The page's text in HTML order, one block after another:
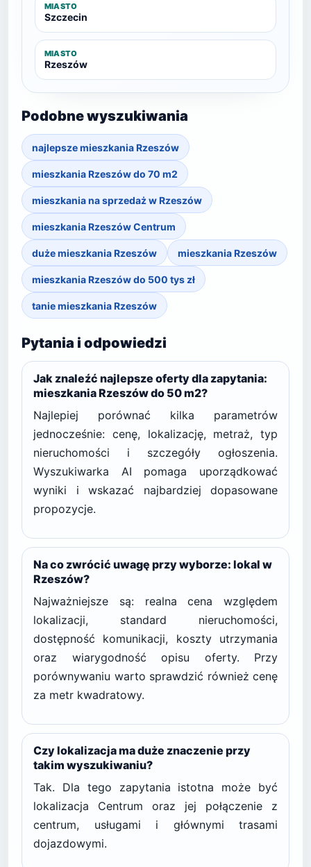
MIASTO
Szczecin
MIASTO
Rzeszów
Podobne wyszukiwania
najlepsze mieszkania Rzeszów
mieszkania Rzeszów do 70 m2
mieszkania na sprzedaż w Rzeszów
mieszkania Rzeszów Centrum
duże mieszkania Rzeszów mieszkania Rzeszów
mieszkania Rzeszów do 500 tys zł
tanie mieszkania Rzeszów
Pytania i odpowiedzi
Jak znaleźć najlepsze oferty dla zapytania:
mieszkania Rzeszów do 50 m2?
Najlepiej porównać kilka parametrów
jednocześnie: cenę, lokalizację, metraż, typ
nieruchomości i szczegóły ogłoszenia.
Wyszukiwarka AI pomaga uporządkować
wyniki i wskazać najbardziej dopasowane
propozycje.
Na co zwrócić uwagę przy wyborze: lokal w
Rzeszów?
Najważniejsze są: realna cena względem
lokalizacji, standard nieruchomości,
dostępność komunikacji, koszty utrzymania
oraz wiarygodność opisu oferty. Przy
porównywaniu warto sprawdzić również cenę
za metr kwadratowy.
Czy lokalizacja ma duże znaczenie przy
takim wyszukiwaniu?
Tak. Dla tego zapytania istotna może być
lokalizacja Centrum oraz jej połączenie z
centrum, usługami i głównymi trasami
dojazdowymi.